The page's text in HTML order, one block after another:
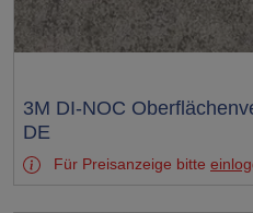
Test
3M DI-NOC
DE
Für Preisanzeige bitte